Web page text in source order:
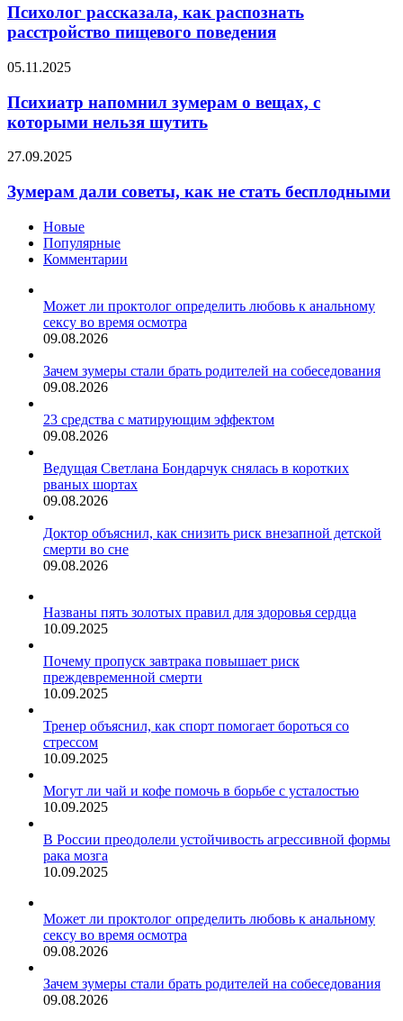
как
распознать
расстройство
поведения
Психолог рассказала, как распознать
расстройство пищевого поведения
Психиатр
зумерам
о
вещах,
которыми
шутить
05.11.2025
Психиатр напомнил зумерам о вещах, с
которыми нельзя шутить
Зумерам
советы,
как
бесплодными
27.09.2025
Зумерам дали советы, как не стать бесплодными
Новые
Популярные
Комментарии
Может ли проктолог определить любовь к анальному
сексу во время осмотра
09.08.2026
Зачем зумеры стали брать родителей на собеседования
09.08.2026
23 средства с матирующим эффектом
09.08.2026
Ведущая Светлана Бондарчук снялась в коротких
рваных шортах
09.08.2026
Доктор объяснил, как снизить риск внезапной детской
смерти во сне
09.08.2026
Названы пять золотых правил для здоровья сердца
10.09.2025
Почему пропуск завтрака повышает риск
преждевременной смерти
10.09.2025
Тренер объяснил, как спорт помогает бороться со
стрессом
10.09.2025
Могут ли чай и кофе помочь в борьбе с усталостью
10.09.2025
В России преодолели устойчивость агрессивной формы
рака мозга
10.09.2025
Может ли проктолог определить любовь к анальному
сексу во время осмотра
09.08.2026
Зачем зумеры стали брать родителей на собеседования
09.08.2026